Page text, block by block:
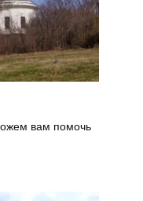
вам помочь